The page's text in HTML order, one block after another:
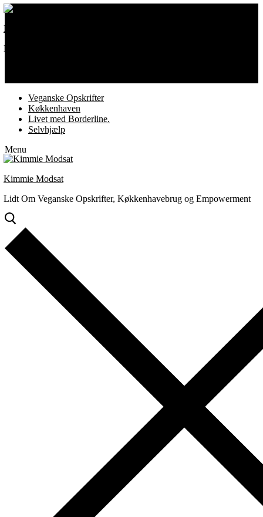
Spring
indhold
Menu
Luk
Kimmie Modsat
Lidt Om Veganske Opskrifter, Køkkenhavebrug og Empowerment
Veganske Opskrifter
Køkkenhaven
Livet med Borderline.
Selvhjælp
Menu
Kimmie Modsat
Lidt Om Veganske Opskrifter, Køkkenhavebrug og Empowerment